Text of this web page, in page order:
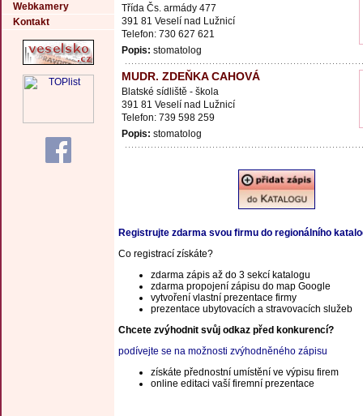
Webkamery
Kontakt
Třída Čs. armády 477
391 81 Veselí nad Lužnicí
Telefon: 730 627 621
Popis: stomatolog
MUDR. ZDEŇKA CAHOVÁ
Blatské sídliště - škola
391 81 Veselí nad Lužnicí
Telefon: 739 598 259
Popis: stomatolog
Registrujte zdarma svou firmu do regionálního
Co registrací získáte?
zdarma zápis až do 3 sekcí katalogu
zdarma propojení zápisu do map Google
vytvoření vlastní prezentace firmy
prezentace ubytovacích a stravovacích služeb
Chcete zvýhodnit svůj odkaz před konkurencí?
podívejte se na možnosti zvýhodněného zápisu
získáte přednostní umístění ve výpisu firem
online editaci vaší firemní prezentace